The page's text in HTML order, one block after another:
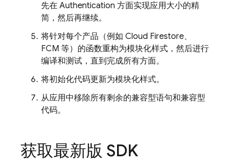
先在 Authentication 方面实现应用大小的精
简，然后再继续。
将针对每个产品（例如 Cloud Firestore、
FCM 等）的函数重构为模块化样式，然后进行
编译和测试，直到完成所有方面。
将初始化代码更新为模块化样式。
从应用中移除所有剩余的兼容型语句和兼容型
代码。
获取最新版 SDK